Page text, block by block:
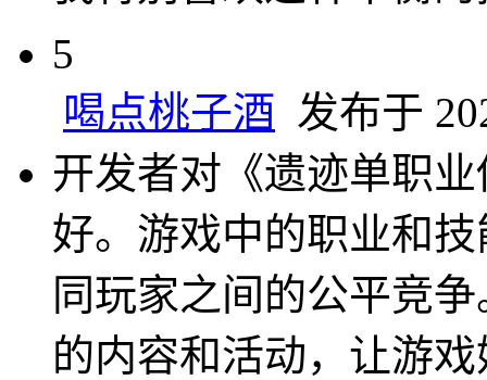
5
喝点桃子酒 发布于
开发者对《遗迹单职
好。游戏中的职业和
同玩家之间的公平竞
的内容和活动，让游